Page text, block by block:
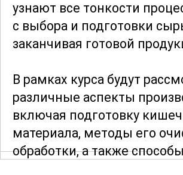
узнают все тонкости
с выбора и подготовки
заканчивая готовой
В рамках курса будут
различные аспекты
включая подготовку
материала, методы его
обработки, а также